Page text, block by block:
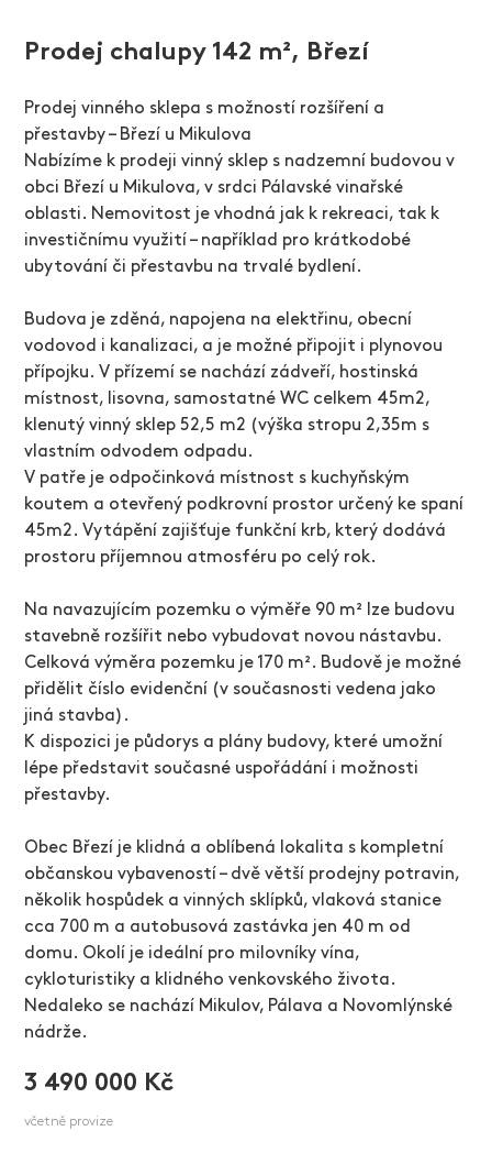
Prodej chalupy 142 m², Březí
Prodej vinného sklepa s možností rozšíření a
přestavby – Březí u Mikulova
Nabízíme k prodeji vinný sklep s nadzemní budovou v
obci Březí u Mikulova, v srdci Pálavské vinařské
oblasti. Nemovitost je vhodná jak k rekreaci, tak k
investičnímu využití – například pro krátkodobé
ubytování či přestavbu na trvalé bydlení.
Budova je zděná, napojena na elektřinu, obecní
vodovod i kanalizaci, a je možné připojit i plynovou
přípojku. V přízemí se nachází zádveří, hostinská
místnost, lisovna, samostatné WC celkem 45m2,
klenutý vinný sklep 52,5 m2 (výška stropu 2,35m s
vlastním odvodem odpadu.
V patře je odpočinková místnost s kuchyňským
koutem a otevřený podkrovní prostor určený ke spaní
45m2. Vytápění zajišťuje funkční krb, který dodává
prostoru příjemnou atmosféru po celý rok.
Na navazujícím pozemku o výměře 90 m² lze budovu
stavebně rozšířit nebo vybudovat novou nástavbu.
Celková výměra pozemku je 170 m². Budově je možné
přidělit číslo evidenční (v současnosti vedena jako
jiná stavba).
K dispozici je půdorys a plány budovy, které umožní
lépe představit současné uspořádání i možnosti
přestavby.
Obec Březí je klidná a oblíbená lokalita s kompletní
občanskou vybaveností – dvě větší prodejny potravin,
několik hospůdek a vinných sklípků, vlaková stanice
cca 700 m a autobusová zastávka jen 40 m od
domu. Okolí je ideální pro milovníky vína,
cykloturistiky a klidného venkovského života.
Nedaleko se nachází Mikulov, Pálava a Novomlýnské
nádrže.
3 490 000 Kč
včetně provize